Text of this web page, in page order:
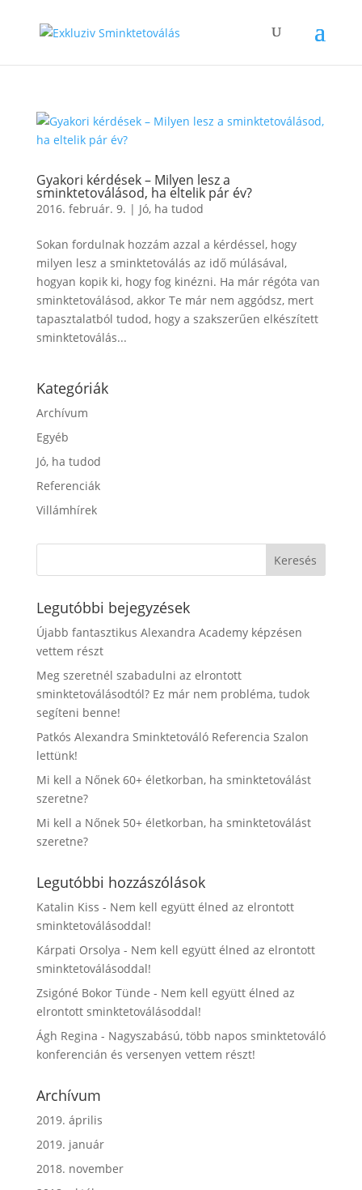
Gyakori kérdések – Milyen lesz a
sminktetoválásod, ha eltelik pár év?
2016. február. 9. | Jó, ha tudod
Sokan fordulnak hozzám azzal a kérdéssel, hogy
milyen lesz a sminktetoválás az idő múlásával,
hogyan kopik ki, hogy fog kinézni. Ha már régóta van
sminktetoválásod, akkor Te már nem aggódsz, mert
tapasztalatból tudod, hogy a szakszerűen elkészített
sminktetoválás...
Kategóriák
Archívum
Egyéb
Jó, ha tudod
Referenciák
Villámhírek
Legutóbbi bejegyzések
Újabb fantasztikus Alexandra Academy képzésen
vettem részt
Meg szeretnél szabadulni az elrontott
sminktetoválásodtól? Ez már nem probléma, tudok
segíteni benne!
Patkós Alexandra Sminktetováló Referencia Szalon
lettünk!
Mi kell a Nőnek 60+ életkorban, ha sminktetoválást
szeretne?
Mi kell a Nőnek 50+ életkorban, ha sminktetoválást
szeretne?
Legutóbbi hozzászólások
Katalin Kiss - Nem kell együtt élned az elrontott
sminktetoválásoddal!
Kárpati Orsolya - Nem kell együtt élned az elrontott
sminktetoválásoddal!
Zsigóné Bokor Tünde - Nem kell együtt élned az
elrontott sminktetoválásoddal!
Ágh Regina - Nagyszabású, több napos sminktetováló
konferencián és versenyen vettem részt!
Archívum
2019. április
2019. január
2018. november